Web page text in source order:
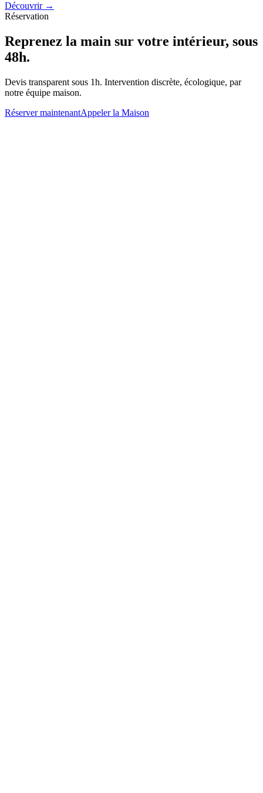
Découvrir →
Réservation
Reprenez la main sur votre intérieur, sous
48h.
Devis transparent sous 1h. Intervention discrète, écologique, par
notre équipe maison.
Réserver maintenantAppeler la Maison